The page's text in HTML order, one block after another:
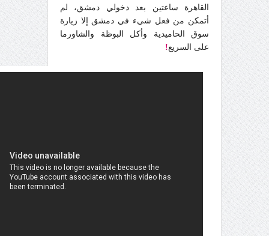
القاهرة ساعتين بعد دخولي دمشق، لم
أتمكن من فعل شيء في دمشق إلا زيارة
سوق الحاميدية وأكل البوظة والشاورما
على السريع!